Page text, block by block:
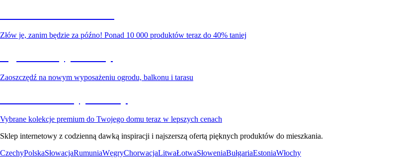
Złów je, zanim będzie za późno! Ponad 10 000 produktów teraz do 40% taniej
Zaoszczędź na nowym wyposażeniu ogrodu, balkonu i tarasu
Vybrane kolekcje premium do Twojego domu teraz w lepszych cenach
Sklep internetowy z codzienną dawką inspiracji i najszerszą ofertą pięknych produktów do mieszkania.
CzechyPolskaSłowacjaRumuniaWęgryChorwacjaLitwaŁotwaSłoweniaBułgariaEstoniaWłochy